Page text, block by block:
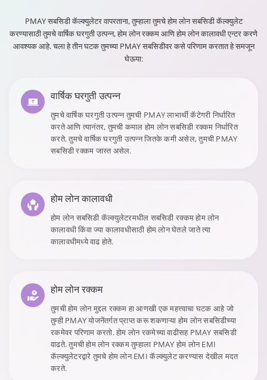
PMAY सबसिडी कॅल्क्युलेटर वापरताना, तुम्हाला तुमचे होम लोन सबसिडी कॅल्क्युलेट
करण्यासाठी तुमचे वार्षिक घरगुती उत्पन्न, होम लोन रक्कम आणि होम लोन कालावधी एन्टर करणे
आवश्यक आहे. चला हे तीन घटक तुमच्या PMAY सबसिडीवर कसे परिणाम करतात हे समजून
घेऊया:
वार्षिक घरगुती उत्पन्न
तुमचे वार्षिक घरगुती उत्पन्न तुमची PMAY लाभार्थी कॅटेगरी निर्धारित
करते आणि त्यानंतर, तुमची कमाल होम लोन सबसिडी रक्कम निर्धारित
करते. तुमचे वार्षिक घरगुती उत्पन्न जितके कमी असेल, तुमची PMAY
सबसिडी रक्कम जास्त असेल.
होम लोन कालावधी
होम लोन सबसिडी कॅल्क्युलेटरमधील सबसिडी रक्कम होम लोन
कालावधी किंवा ज्या कालावधीसाठी होम लोन घेतले जाते त्या
कालावधीमध्ये वाढ होते.
होम लोन रक्कम
तुमची होम लोन मुद्दल रक्कम हा आणखी एक महत्त्वाचा घटक आहे जो
तुम्ही PMAY योजनेंतर्गत प्राप्त करू शकणाऱ्या होम लोन सबसिडीच्या
रकमेवर परिणाम करतो. होम लोन रकमेच्या वाढीसह PMAY सबसिडी
वाढते. तुमची होम लोन रक्कम तुम्हाला PMAY होम लोन EMI
कॅल्क्युलेटरद्वारे तुमचे होम लोन EMI कॅल्क्युलेट करण्यास देखील मदत
करते.